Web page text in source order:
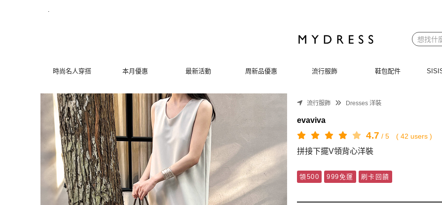
.
時尚名人穿搭 本月優惠 最新活動 周新品優惠 流行服飾 鞋包配件
流行服飾 Dresses 洋裝
evaviva
4.7 / 5 ( 42 users )
拼接下擺V領背心洋裝
領500 999免運 刷卡回饋